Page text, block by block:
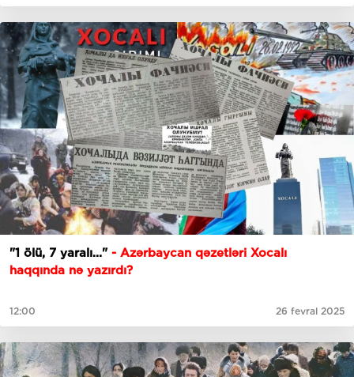
"1 ölü, 7 yaralı..." - Azərbaycan qəzetləri Xocalı
haqqında nə yazırdı?
12:00 26 fevral 2025